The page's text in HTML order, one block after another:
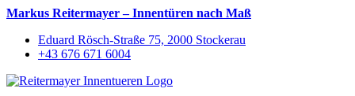
Markus Reitermayer – Innentüren nach Maß
Eduard Rösch-Straße 75, 2000 Stockerau
+43 676 671 6004